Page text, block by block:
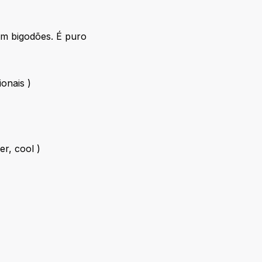
bigodões. É puro
)
cool )